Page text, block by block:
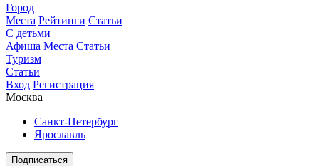
Город
Места Рейтинги Статьи
С детьми
Афиша Места Статьи
Туризм
Статьи
Вход Регистрация
Москва
Санкт-Петербург
Ярославль
Подписаться